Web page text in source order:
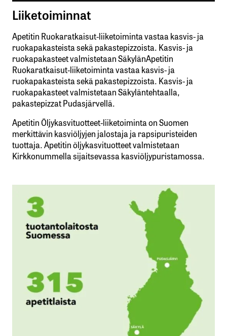
Liiketoiminnat
Apetitin Ruokaratkaisut-liiketoiminta vastaa kasvis- ja
ruokapakasteista sekä pakastepizzoista. Kasvis- ja
ruokapakasteet valmistetaan SäkylänApetitin
Ruokaratkaisut-liiketoiminta vastaa kasvis- ja
ruokapakasteista sekä pakastepizzoista. Kasvis- ja
ruokapakasteet valmistetaan Säkyläntehtaalla,
pakastepizzat Pudasjärvellä.
Apetitin Öljykasvituotteet-liiketoiminta on Suomen
merkittävin kasviöljyjen jalostaja ja rapsipuristeiden
tuottaja. Apetitin öljykasvituotteet valmistetaan
Kirkkonummella sijaitsevassa kasviöljypuristamossa.